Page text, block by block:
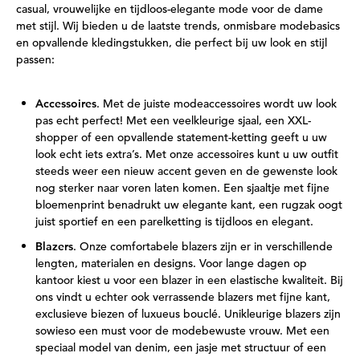
casual, vrouwelijke en tijdloos-elegante mode voor de dame
met stijl. Wij bieden u de laatste trends, onmisbare modebasics
en opvallende kledingstukken, die perfect bij uw look en stijl
passen:
Accessoires. Met de juiste modeaccessoires wordt uw look
pas echt perfect! Met een veelkleurige sjaal, een XXL-
shopper of een opvallende statement-ketting geeft u uw
look echt iets extra’s. Met onze accessoires kunt u uw outfit
steeds weer een nieuw accent geven en de gewenste look
nog sterker naar voren laten komen. Een sjaaltje met fijne
bloemenprint benadrukt uw elegante kant, een rugzak oogt
juist sportief en een parelketting is tijdloos en elegant.
Blazers. Onze comfortabele blazers zijn er in verschillende
lengten, materialen en designs. Voor lange dagen op
kantoor kiest u voor een blazer in een elastische kwaliteit. Bij
ons vindt u echter ook verrassende blazers met fijne kant,
exclusieve biezen of luxueus bouclé. Unikleurige blazers zijn
sowieso een must voor de modebewuste vrouw. Met een
speciaal model van denim, een jasje met structuur of een